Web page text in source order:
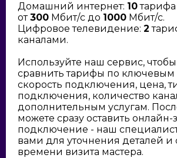
Домашний интернет: 10тарифа
от300 Мбит/с до 1000 Мбит/с.
Цифровое телевидение: 2
каналами.
Используйте наш сервис,
сравнить тарифы по ключевым
скорость подключения, цена,
подключения, количество
дополнительным услугам.
можете сразу оставить онлайн-
подключение - наш
вами для уточнения деталей и
времени визита мастера.